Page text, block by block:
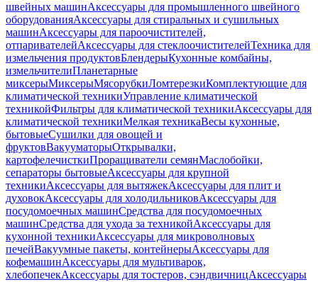
швейных машинАксессуары для промышленного швейного
оборудованияАксессуары для стиральных и сушильных
машинАксессуары для пароочистителей,
отпаривателейАксессуары для стеклоочистителейТехника для
измельчения продуктовБлендерыКухонные комбайны,
измельчителиПланетарные
миксерыМиксерыМясорубкиЛомтерезкиКомплектующие для
климатической техникиУправление климатической
техникойФильтры для климатической техникиАксессуары для
климатической техникиМелкая техникаВесы кухонные,
бытовыеСушилки для овощей и
фруктовВакууматорыОткрывалки,
картофелечисткиПроращиватели семянМаслобойки,
сепараторы бытовыеАксессуары для крупной
техникиАксессуары для вытяжекАксессуары для плит и
духовокАксессуары для холодильниковАксессуары для
посудомоечных машинСредства для посудомоечных
машинСредства для ухода за техникойАксессуары для
кухонной техникиАксессуары для микроволновых
печейВакуумные пакеты, контейнерыАксессуары для
кофемашинАксессуары для мультиварок,
хлебопечекАксессуары для тостеров, сэндвичницАксессуары